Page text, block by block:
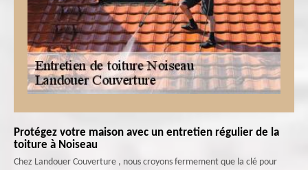
Protégez votre maison avec un entretien régulier de la
toiture à Noiseau
Chez Landouer Couverture , nous croyons fermement que la clé pour